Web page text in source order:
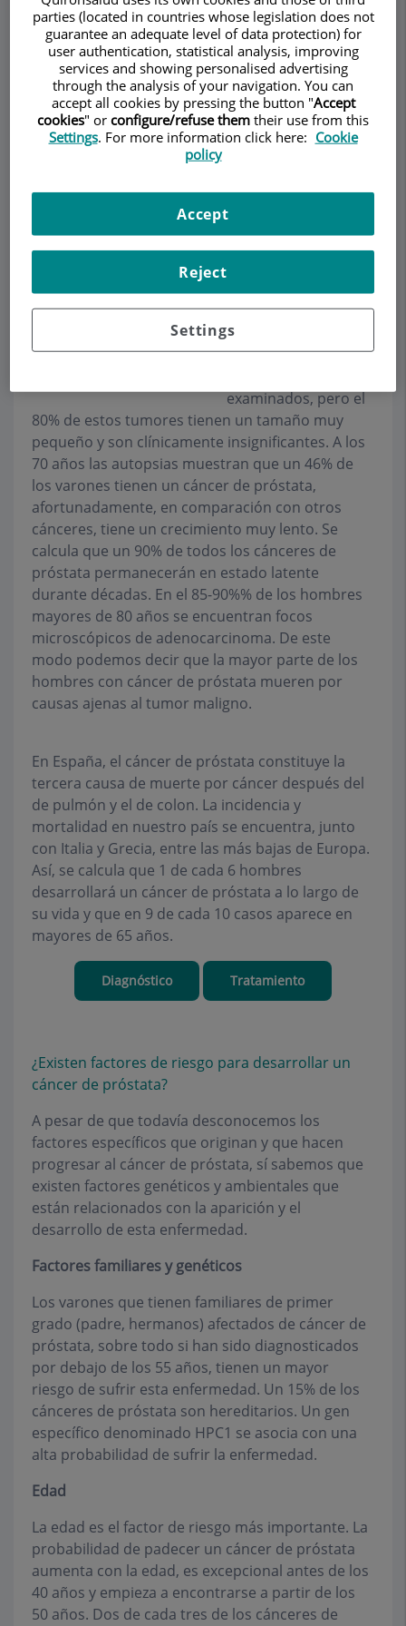
cercanos, o pueden, a través de la circulación
linfática o sanguínea, invadir tejidos u órganos
lejanos, que es lo que conocemos con el nombre
de metástasis.
Aunque en la próstata existen varios tipos de
células, es en las células glandulares, las
responsables de la secreción que se produce
durante la eyaculación, donde se originan la
mayor parte de los cánceres prostáticos (95%) .
Es el llamadoadenocarcinoma de la próstata.
autopsias han
demostrado la
presencia de cáncer
de próstata en uno
examinados, pero el
80% de estos tumores tienen un tamaño muy
pequeño y son clínicamente insignificantes. A los
70 años las autopsias muestran que un 46% de
los varones tienen un cáncer de próstata,
afortunadamente, en comparación con otros
cánceres, tiene un crecimiento muy lento. Se
calcula que un 90% de todos los cánceres de
próstata permanecerán en estado latente
durante décadas. En el 85-90%% de los hombres
mayores de 80 años se encuentran focos
microscópicos de adenocarcinoma. De este
modo podemos decir que la mayor parte de los
hombres con cáncer de próstata mueren por
causas ajenas al tumor maligno.
En España, el cáncer de próstata constituye la
tercera causa de muerte por cáncer después del
de pulmón y el de colon. La incidencia y
mortalidad en nuestro país se encuentra, junto
con Italia y Grecia, entre las más bajas de Europa.
Así, se calcula que 1 de cada 6 hombres
desarrollará un cáncer de próstata a lo largo de
su vida y que en 9 de cada 10 casos aparece en
mayores de 65 años.
Diagnóstico Tratamiento
¿Existen factores de riesgo para desarrollar un
cáncer de próstata?
A pesar de que todavía desconocemos los
factores específicos que originan y que hacen
progresar al cáncer de próstata, sí sabemos que
existen factores genéticos y ambientales que
están relacionados con la aparición y el
desarrollo de esta enfermedad.
Factores familiares y genéticos
Los varones que tienen familiares de primer
grado (padre, hermanos) afectados de cáncer de
próstata, sobre todo si han sido diagnosticados
por debajo de los 55 años, tienen un mayor
riesgo de sufrir esta enfermedad. Un 15% de los
cánceres de próstata son hereditarios. Un gen
específico denominado HPC1 se asocia con una
alta probabilidad de sufrir la enfermedad.
Edad
La edad es el factor de riesgo más importante. La
probabilidad de padecer un cáncer de próstata
aumenta con la edad, es excepcional antes de los
40 años y empieza a encontrarse a partir de los
50 años. Dos de cada tres de los cánceres de
parties (located in countries whose legislation does not
guarantee an adequate level of data protection) for
user authentication, statistical analysis, improving
services and showing personalised advertising
through the analysis of your navigation. You can
accept all cookies by pressing the button "Accept
cookies" or configure/refuse them their use from this
Settings. For more information click here: Cookie
policy
Settings
Reject
Accept